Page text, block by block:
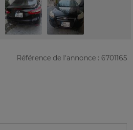
Référence de l'annonce : 6701165